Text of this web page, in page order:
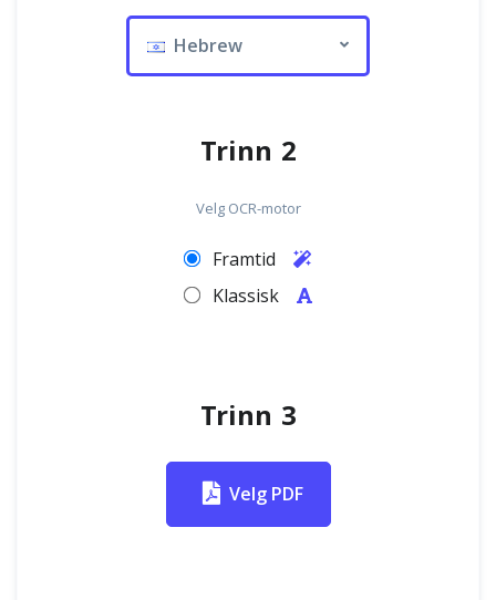
Hebrew
Trinn 2
Velg OCR-motor
Framtid
Klassisk
Trinn 3
Velg PDF